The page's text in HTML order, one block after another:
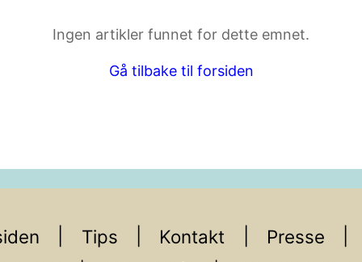
Ingen artikler funnet for dette emnet.
Gå tilbake til forsiden
Tips Kontakt Presse